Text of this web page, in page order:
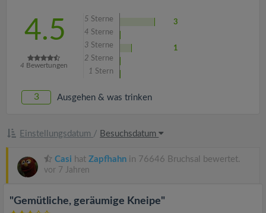
4.5
4 Bewertungen
5 Sterne
3
4 Sterne
3 Sterne
1
2 Sterne
1 Stern
3 Ausgehen & was trinken
Einstellungsdatum / Besuchsdatum
Casi hat Zapfhahn in 76646 Bruchsal bewertet.
vor 7 Jahren
"Gemütliche, geräumige Kneipe"